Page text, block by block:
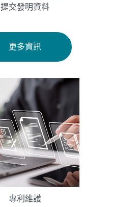
提交發明資料
更多資訊
專利維護